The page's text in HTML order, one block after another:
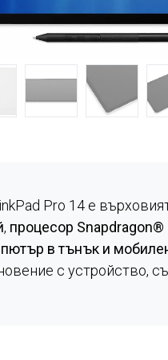
Pro 14 е
, процесор Snapdragon®
в тънък и
с устройство,